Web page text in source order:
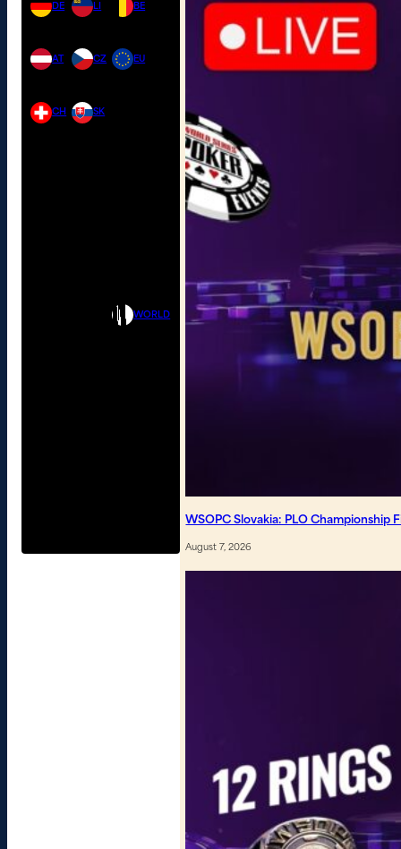
DE
AT
CH
LI
CZ
SK
BE
EU
WORLD
WSOPC Slovakia: PLO Championship
August 7, 2026